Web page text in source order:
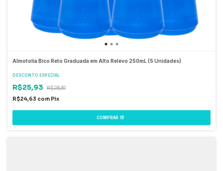
Almotolia Bico Reto Graduada em Alto Relevo 250mL (5 Unidades)
DESCONTO ESPECIAL
R$25,93
R$28,81
R$24,63 com Pix